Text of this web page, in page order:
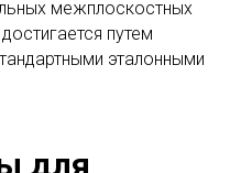
закону Вульфа-
связывает длину
с углом
в
и подсчитываются.